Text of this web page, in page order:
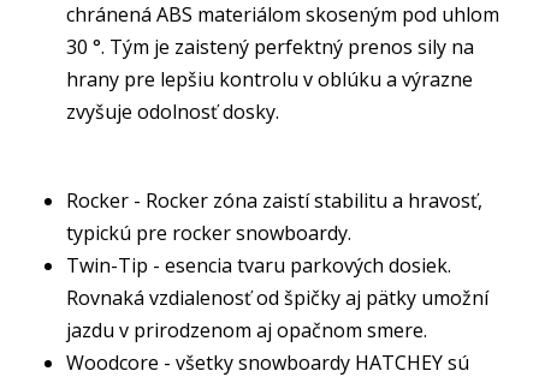
chránená ABS materiálom skoseným pod uhlom
30 °. Tým je zaistený perfektný prenos sily na
hrany pre lepšiu kontrolu v oblúku a výrazne
zvyšuje odolnosť dosky.
Rocker - Rocker zóna zaistí stabilitu a hravosť,
typickú pre rocker snowboardy.
Twin-Tip - esencia tvaru parkových dosiek.
Rovnaká vzdialenosť od špičky aj pätky umožní
jazdu v prirodzenom aj opačnom smere.
Woodcore - všetky snowboardy HATCHEY sú